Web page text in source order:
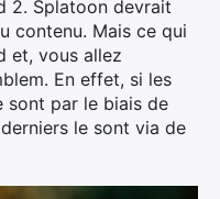
2. Splatoon devrait
contenu. Mais ce qui
et, vous allez
En effet, si les
sont par le biais de
le sont via de